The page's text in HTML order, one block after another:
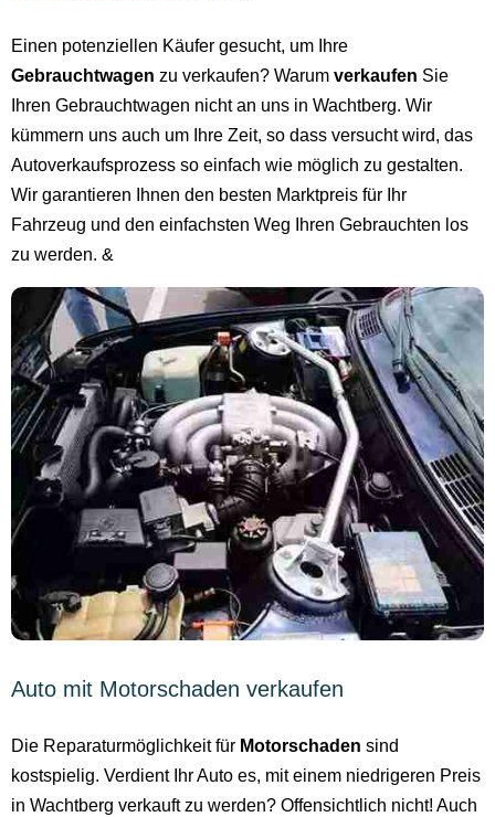
Einen potenziellen Käufer gesucht, um Ihre
Gebrauchtwagen zu verkaufen? Warum verkaufen Sie
Ihren Gebrauchtwagen nicht an uns in Wachtberg. Wir
kümmern uns auch um Ihre Zeit, so dass versucht wird, das
Autoverkaufsprozess so einfach wie möglich zu gestalten.
Wir garantieren Ihnen den besten Marktpreis für Ihr
Fahrzeug und den einfachsten Weg Ihren Gebrauchten los
zu werden. &
Auto mit Motorschaden verkaufen
Die Reparaturmöglichkeit für Motorschaden sind
kostspielig. Verdient Ihr Auto es, mit einem niedrigeren Preis
in Wachtberg verkauft zu werden? Offensichtlich nicht! Auch